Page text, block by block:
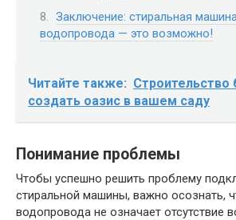
Заключение: стиральная
водопровода — это возможно!
Читайте также: Строительство
создать оазис в вашем саду
Понимание проблемы
Чтобы успешно решить проблему
стиральной машины, важно осознать,
водопровода не означает отсутствие